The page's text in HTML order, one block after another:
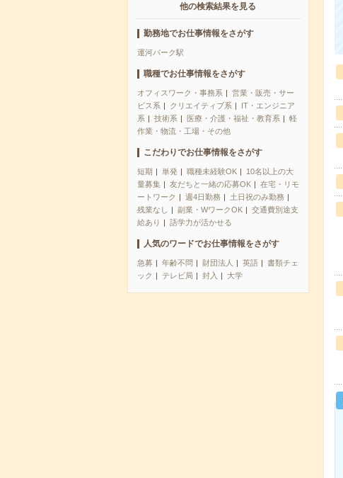
他の検索結果を見る
勤務地でお仕事情報をさがす
運河パーク駅
職種でお仕事情報をさがす
オフィスワーク・事務系
営業・販売・サー
ビス系
クリエイティブ系
IT・エンジニア
系
技術系 医療・介護・福祉・教育系
軽
作業・物流・工場・その他
こだわりでお仕事情報をさがす
短期 単発 職種未経験OK
10名以上の大
量募集
友だちと一緒の応募OK
在宅・リモ
ートワーク
週4日勤務
土日祝のみ勤務
残業なし
副業・WワークOK
交通費別途支
給あり
語学力が活かせる
人気のワードでお仕事情報をさがす
急募 年齢不問 財団法人 英語
書類チェ
ック
テレビ局 封入 大学